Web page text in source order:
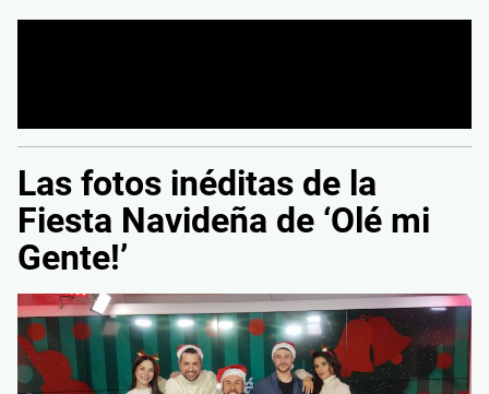
Las fotos inéditas de la
Fiesta Navideña de ‘Olé mi
Gente!’